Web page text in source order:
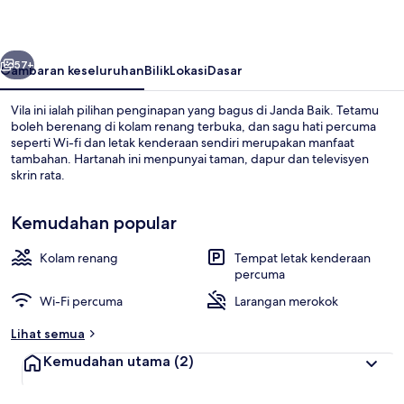
Kolam renang terbuka
Seterusnya
57+
Gambaran keseluruhanBilikLokasiDasar
Vila ini ialah pilihan penginapan yang bagus di Janda Baik. Tetamu
boleh berenang di kolam renang terbuka, dan sagu hati percuma
seperti Wi-fi dan letak kenderaan sendiri merupakan manfaat
tambahan. Hartanah ini menpunyai taman, dapur dan televisyen
skrin rata.
Kemudahan popular
Kolam renang
Tempat letak kenderaan
percuma
Wi-Fi percuma
Larangan merokok
Lihat semua
Kemudahan utama (2)